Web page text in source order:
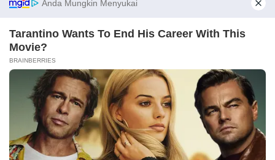
PALING BANYAK DIBACA
Leapmotor B01: Sedan Listrik Kompak 800V
dengan Range 670 Km
Huawei AITO M9: SUV Premium 903 HP dengan
Teknologi Huawei Full-Stack
Xpeng GX: SUV Full-Size Premium dengan AI
✕
BUZZ DAY
Before You Go